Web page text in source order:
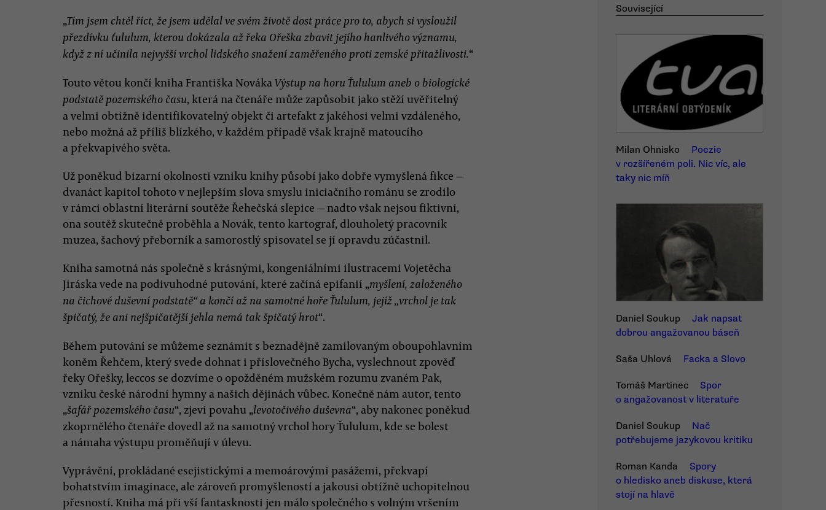
„Tím jsem chtěl říct, že jsem udělal ve svém životě dost práce pro to, abych si vysloužil
přezdívku ťululum, kterou dokázala až řeka Ořeška zbavit jejího hanlivého významu,
když z ní učinila nejvyšší vrchol lidského snažení zaměřeného proti zemské přitažlivosti.“
Touto větou končí kniha Františka NovákaVýstup na horu Ťululum aneb o biologické
podstatě pozemského času, která na čtenáře může zapůsobit jako stěží uvěřitelný
a velmi obtížně identifikovatelný objekt či artefakt z jakéhosi velmi vzdáleného,
nebo možná až příliš blízkého, v každém případě však krajně matoucího
a překvapivého světa.
Už poněkud bizarní okolnosti vzniku knihy působí jako dobře vymyšlená fikce —
dvanáct kapitol tohoto v nejlepším slova smyslu iniciačního románu se zrodilo
v rámci oblastní literární soutěže Řehečská slepice — nadto však nejsou fiktivní,
ona soutěž skutečně proběhla a Novák, tento kartograf, dlouholetý pracovník
muzea, šachový přeborník a samorostlý spisovatel se jí opravdu zúčastnil.
Kniha samotná nás společně s krásnými, kongeniálními ilustracemi Vojetěcha
Jiráska vede na podivuhodné putování, které začíná epifanií „myšlení, založeného
na čichové duševní podstatě“ a končí až na samotné hoře Ťululum, jejíž „vrchol je tak
špičatý, že ani nejšpičatější jehla nemá tak špičatý hrot“.
Během putování se můžeme seznámit s beznadějně zamilovaným oboupohlavním
koněm Řehčem, který svede dohnat i příslovečného Bycha, vyslechnout zpověď
řeky Ořešky, leccos se dozvíme o opožděném mužském rozumu zvaném Pak,
vzniku české národní hymny a našich dějinách vůbec. Konečně nám autor, tento
„šafář pozemského času“, zjeví povahu „levotočivého duševna“, aby nakonec poněkud
zkoprnělého čtenáře dovedl až na samotný vrchol hory Ťululum, kde se bolest
a námaha výstupu proměňují v úlevu.
Vyprávění, prokládané esejistickými a memoárovými pasážemi, překvapí
bohatstvím imaginace, ale zároveň promyšleností a jakousi obtížně uchopitelnou
přesností. Kniha má při vší fantasknosti jen málo společného s volným vršením
Související
Milan Ohnisko
Poezie
v rozšířeném poli. Nic víc, ale
taky nic míň
Daniel Soukup
Jak napsat
dobrou angažovanou báseň
Saša Uhlová Facka a Slovo
Tomáš Martinec
Spor
o angažovanost v literatuře
Daniel Soukup
Nač
potřebujeme jazykovou kritiku
Roman Kanda
Spory
o hledisko aneb diskuse, která
stojí na hlavě